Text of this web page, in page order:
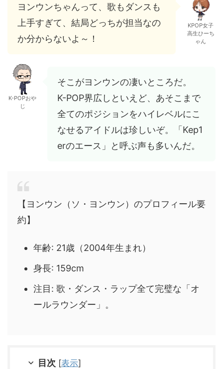
ヨンウンちゃんって、歌もダンスも
上手すぎて、結局どっちが担当なの
か分からないよ～！
KPOP女子
高生ひーち
ゃん
K-POPおや
じ
そこがヨンウンの凄いところだ。
K-POP界広しといえど、あそこまで
全てのポジションをハイレベルにこ
なせるアイドルは珍しいぞ。「Kep1
erのエース」と呼ぶ声も多いんだ。
【ヨンウン（ソ・ヨンウン）のプロフィール要
約】
年齢: 21歳（2004年生まれ）
身長: 159cm
注目: 歌・ダンス・ラップ全て完璧な「オ
ールラウンダー」。
目次 [表示]